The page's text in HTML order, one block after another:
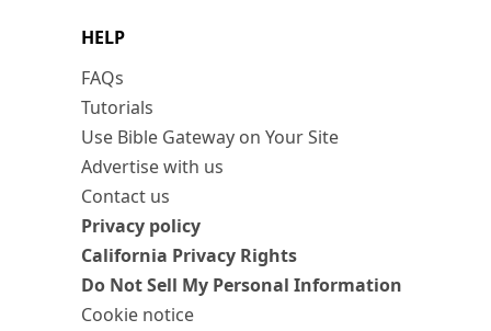
HELP
FAQs
Tutorials
Use Bible Gateway on Your Site
Advertise with us
Contact us
Privacy policy
California Privacy Rights
Do Not Sell My Personal Information
Cookie notice